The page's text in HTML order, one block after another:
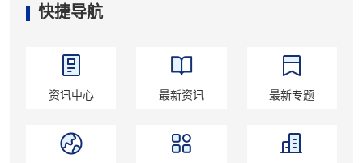
快捷导航
资讯中心 最新资讯 最新专题